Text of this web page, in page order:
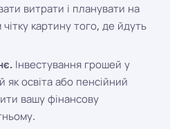
витрати і планувати на
картину того, де йдуть
Інвестування грошей у
як освіта або пенсійний
вашу фінансову